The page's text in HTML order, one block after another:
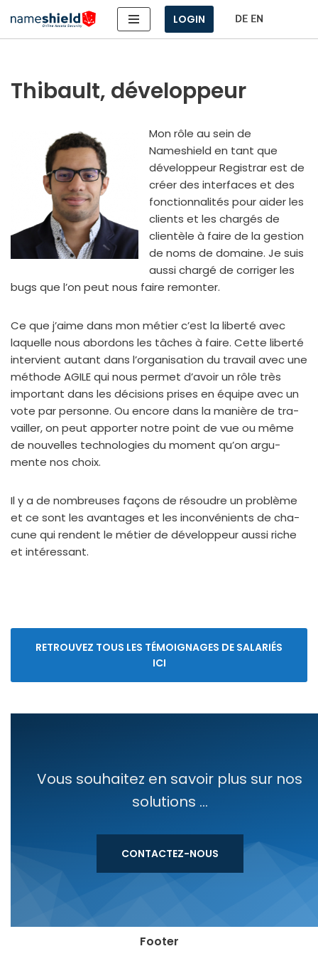
Aller
LOGIN
Thibault, développeur
Mon rôle au sein de
Nameshield en tant que
déve­lop­peur Registrar est de
créer des inter­faces et des
fonc­tion­na­li­tés pour aider les
clients et les char­gés de
clien­tèle à faire de la ges­tion
de noms de domaine. Je suis
aus­si char­gé de cor­ri­ger les
bugs que l’on peut nous faire remon­ter.
Ce que j’aime dans mon métier c’est la liber­té avec
laquelle nous abor­dons les tâches à faire. Cette liber­té
inter­vient autant dans l’organisation du tra­vail avec une
méthode AGILE qui nous per­met d’avoir un rôle très
impor­tant dans les déci­sions prises en équipe avec un
vote par per­sonne. Ou encore dans la manière de tra­
vailler, on peut appor­ter notre point de vue ou même
de nou­velles tech­no­lo­gies du moment qu’on argu­
mente nos choix.
Il y a de nom­breuses façons de résoudre un pro­blème
et ce sont les avan­tages et les incon­vé­nients de cha­
cune qui rendent le métier de déve­lop­peur aus­si riche
et inté­res­sant.
RETROUVEZ TOUS LES TÉMOI­GNAGES DE SALA­RIÉS
ICI
Vous souhaitez en savoir plus sur nos
solutions ...
CONTACTEZ-NOUS
Footer